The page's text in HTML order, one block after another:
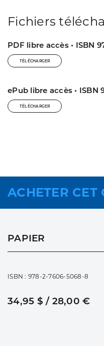
Fichiers
PDF libre accès • ISBN
TÉLÉCHARGER
ePub libre accès • ISBN
TÉLÉCHARGER
ACHETER CET
PAPIER
ISBN : 978-2-7606-5068-8
34,95 $ / 28,00 €